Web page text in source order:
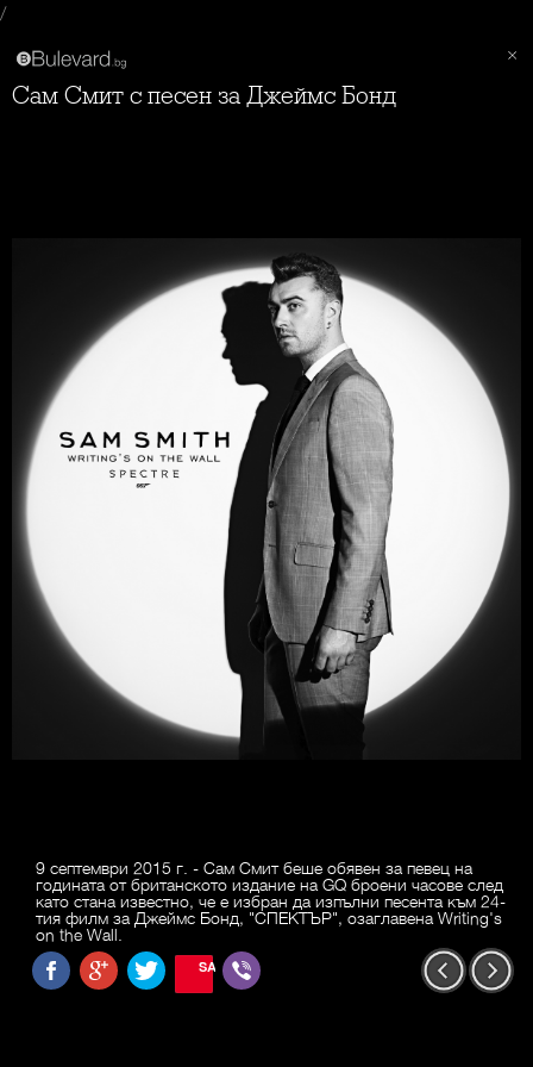
/
Сам Смит с песен за Джеймс Бонд
9 септември 2015 г. - Сам Смит беше обявен за певец на
годината от британското издание на GQ броени часове след
като стана известно, че е избран да изпълни песента към 24-
тия филм за Джеймс Бонд, "СПЕКТЪР", озаглавена Writing's
on the Wall.
SAVE